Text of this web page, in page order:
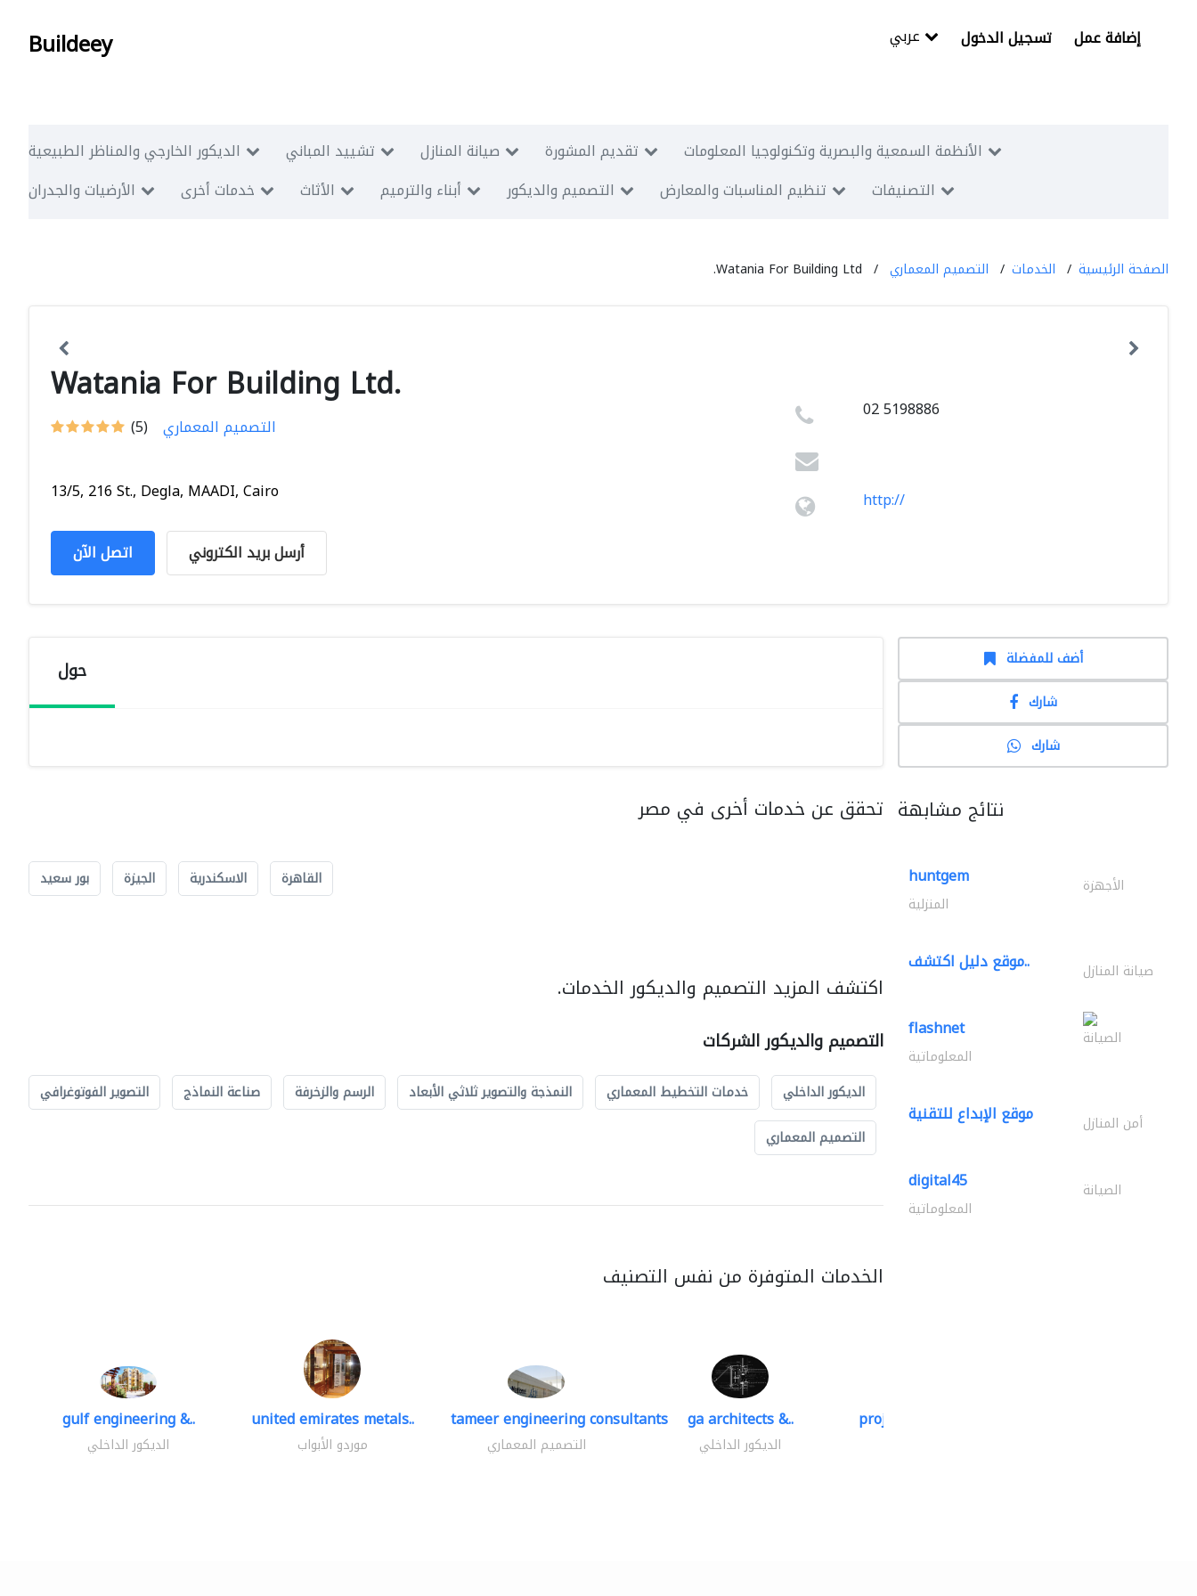
Buildeey تسجيل الدخول إضافة عمل
الديكور الخارجي والمناظر الطبيعية تشييد المباني صيانة المنازل تقديم المشورة
الأنظمة السمعية والبصرية وتكنولوجيا المعلومات
الأرضيات والجدران
خدمات أخرى الأثاث أبناء والترميم التصميم والديكور تنظيم المناسبات والمعارض التصنيفات
الصفحة الرئيسية الخدمات التصميم المعماري Watania For Building Ltd.
Watania For Building Ltd.
(5) التصميم المعماري
13/5, 216 St., Degla, MAADI, Cairo
اتصل الآن أرسل بريد الكتروني
02 5198886
http://
حول
تحقق عن خدمات أخرى في مصر
القاهرة الاسكندرية الجيزة بور سعيد
اكتشف المزيد التصميم والديكور الخدمات.
التصميم والديكور الشركات
الديكور الداخلي خدمات التخطيط المعماري النمذجة والتصوير ثلاثي الأبعاد الرسم والزخرفة صناعة النماذج
التصوير الفوتوغرافي
التصميم المعماري
الخدمات المتوفرة من نفس التصنيف
gulf engineering &..
الديكور الداخلي
united emirates metals..
موردو الأبواب
tameer engineering consultants
التصميم المعماري
ga architects &..
الديكور الداخلي
projeco contracting interior..
أضف للمفضلة
شارك
شارك
نتائج مشابهة
huntgem الأجهزة
المنزلية
موقع دليل اكتشف.. صيانة المنازل
flashnet الصيانة
المعلوماتية
موقع الإبداع للتقنية أمن المنازل
digital45 الصيانة
المعلوماتية